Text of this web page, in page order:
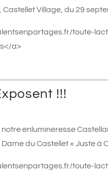
Village, du 29
toute-
a>
!!!
enlumineresse
du Castellet « Juste à
toute-